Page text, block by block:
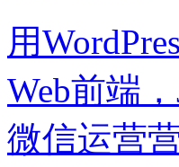
用
Web前端
微信运营